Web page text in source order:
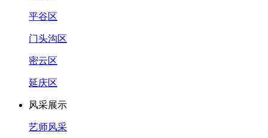
平谷区
门头沟区
密云区
延庆区
风采展示
艺师风采